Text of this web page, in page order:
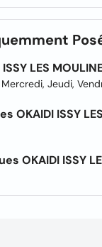
LES
Jeudi,
OKAIDI ISSY
OKAIDI ISSY